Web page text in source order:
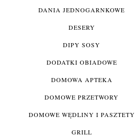
DANIA JEDNOGARNKOWE
DESERY
DIPY SOSY
DODATKI OBIADOWE
DOMOWA APTEKA
DOMOWE PRZETWORY
DOMOWE WĘDLINY I PASZTETY
GRILL